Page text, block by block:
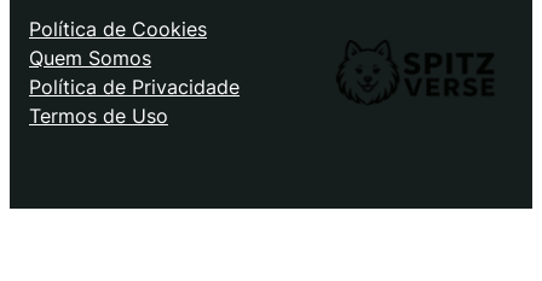
Política de Cookies
Quem Somos
Política de Privacidade
Termos de Uso